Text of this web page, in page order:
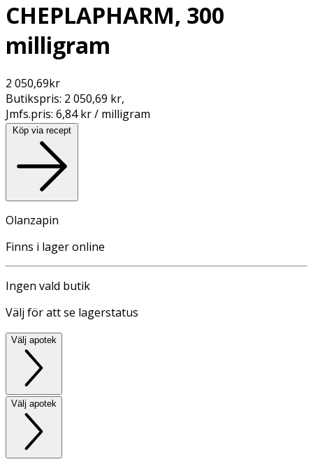
CHEPLAPHARM, 300
milligram
2 050,69kr
Butikspris: 2 050,69 kr,
Jmfs.pris: 6,84 kr / milligram
Köp via recept
Olanzapin
Finns i lager online
Ingen vald butik
Välj för att se lagerstatus
Välj apotek
Välj apotek